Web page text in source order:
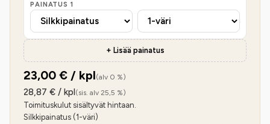
PAINATUS 1
+ Lisää painatus
23,00 € / kpl(alv 0 %)
28,87 € / kpl(sis. alv 25,5 %)
Toimituskulut sisältyvät hintaan.
Silkkipainatus (1-väri)